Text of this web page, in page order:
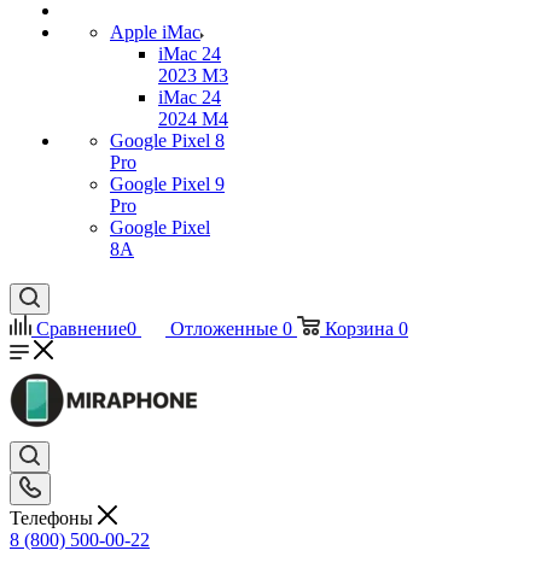
Apple iMac
iMac 24
2023 M3
iMac 24
2024 M4
Google Pixel 8
Pro
Google Pixel 9
Pro
Google Pixel
8A
Сравнение0 Отложенные 0 Корзина 0
Телефоны
8 (800) 500-00-22